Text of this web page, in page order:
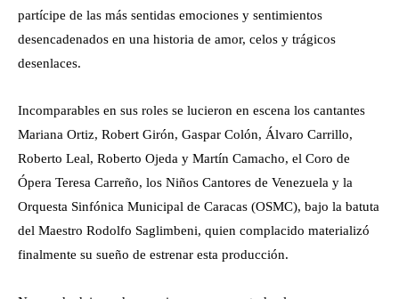
partícipe de las más sentidas emociones y sentimientos
desencadenados en una historia de amor, celos y trágicos
desenlaces.
Incomparables en sus roles se lucieron en escena los cantantes
Mariana Ortiz, Robert Girón, Gaspar Colón, Álvaro Carrillo,
Roberto Leal, Roberto Ojeda y Martín Camacho, el Coro de
Ópera Teresa Carreño, los Niños Cantores de Venezuela y la
Orquesta Sinfónica Municipal de Caracas (OSMC), bajo la batuta
del Maestro Rodolfo Saglimbeni, quien complacido materializó
finalmente su sueño de estrenar esta producción.